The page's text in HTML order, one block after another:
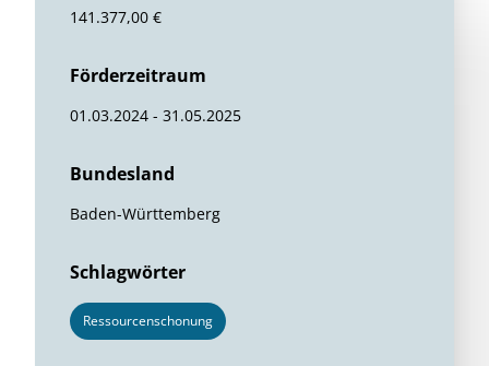
141.377,00 €
Förderzeitraum
01.03.2024 - 31.05.2025
Bundesland
Baden-Württemberg
Schlagwörter
Ressourcenschonung